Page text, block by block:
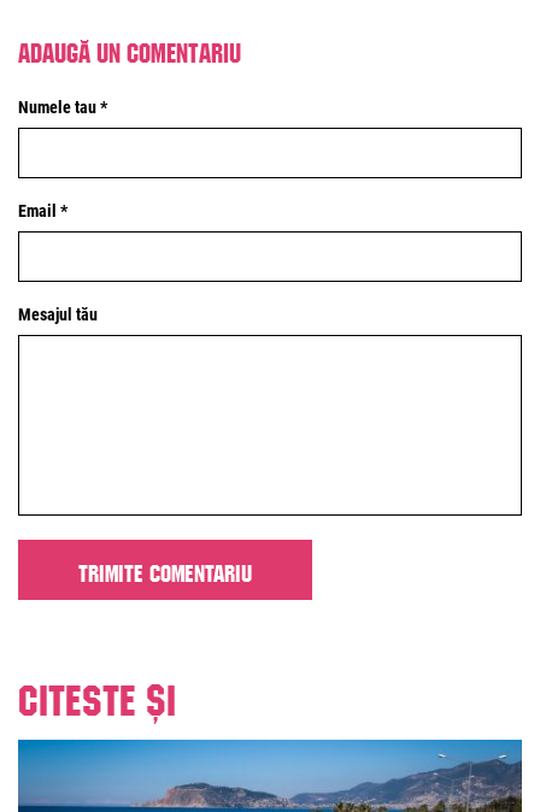
Adaugă un comentariu
Numele tau *
Email *
Mesajul tău
Citeste și